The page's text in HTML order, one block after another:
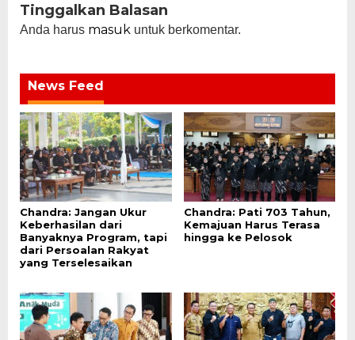
Tinggalkan Balasan
Anda harus masuk untuk berkomentar.
News Feed
Chandra: Jangan Ukur
Keberhasilan dari
Banyaknya Program, tapi
dari Persoalan Rakyat
yang Terselesaikan
Chandra: Pati 703 Tahun,
Kemajuan Harus Terasa
hingga ke Pelosok